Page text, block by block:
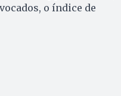
o índice de